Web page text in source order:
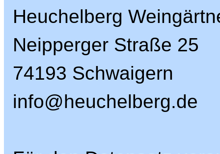
Heuchelberg
Neipperger Straße 25
74193 Schwaigern
info@heuchelberg.de